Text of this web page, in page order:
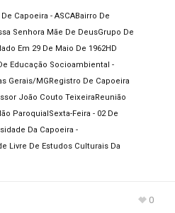
Capoeira - ASCABairro De
Senhora Mãe De DeusGrupo De
Em 29 De Maio De 1962HD
Educação Socioambiental -
Gerais/MG Registro De Capoeira
João Couto Teixeira Reunião
Paroquial Sexta-Feira - 02 De
Da Capoeira -
Livre De Estudos Culturais Da
0